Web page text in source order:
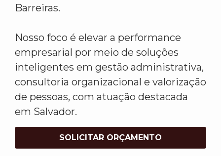
Barreiras.
Nosso foco é elevar a performance
empresarial por meio de soluções
inteligentes em gestão administrativa,
consultoria organizacional e valorização
de pessoas, com atuação destacada
em Salvador.
SOLICITAR ORÇAMENTO